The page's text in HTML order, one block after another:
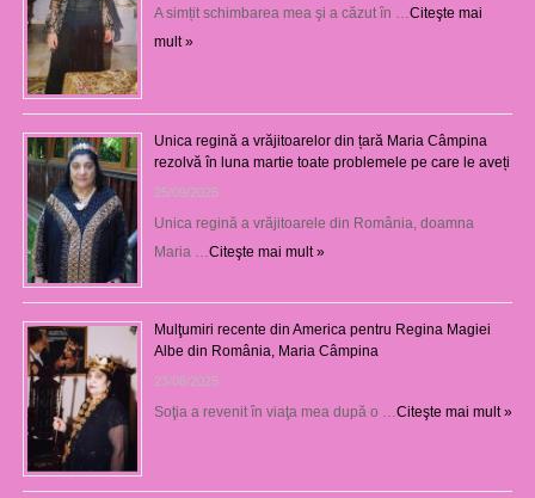
A simțit schimbarea mea şi a căzut în … Citeşte mai
mult »
Unica regină a vrăjitoarelor din țară Maria Câmpina
rezolvă în luna martie toate problemele pe care le aveți
25/09/2025
Unica regină a vrăjitoarele din România, doamna
Maria … Citeşte mai mult »
Mulţumiri recente din America pentru Regina Magiei
Albe din România, Maria Câmpina
23/08/2025
Soţia a revenit în viaţa mea după o … Citeşte mai mult »